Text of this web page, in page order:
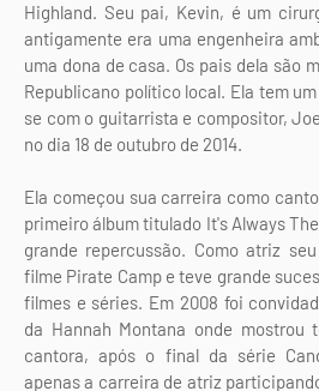
Highland. Seu pai, Kevin, é um
antigamente era uma engenheira
uma dona de casa. Os pais dela são
Republicano político local. Ela tem
se com o guitarrista e compositor,
no dia 18 de outubro de 2014.
Ela começou sua carreira como
primeiro álbum titulado It's Always
grande repercussão. Como atriz
filme Pirate Camp e teve grande
filmes e séries. Em 2008 foi
da Hannah Montana onde mostrou
cantora, após o final da série
apenas a carreira de atriz